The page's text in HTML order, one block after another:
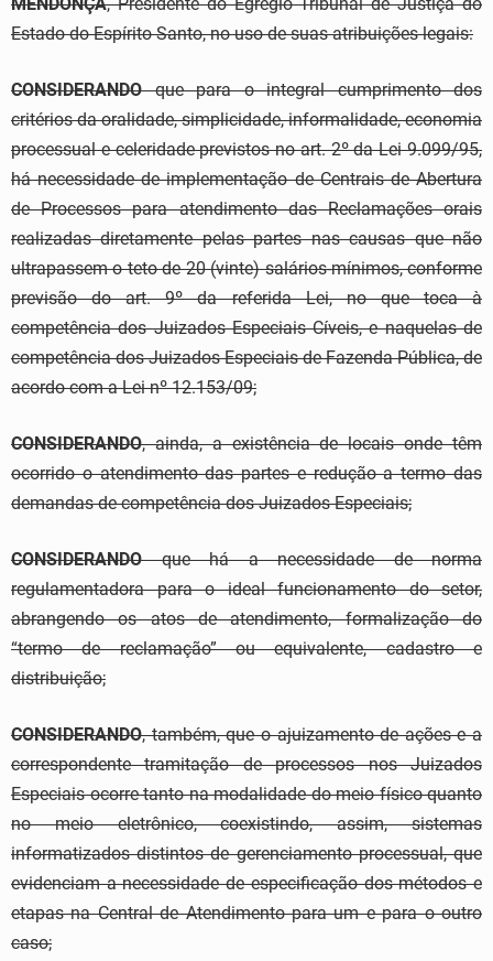
Estado do Espírito Santo, no uso de suas atribuições legais:
CONSIDERANDOque para o integral cumprimento dos
critérios da oralidade, simplicidade, informalidade, economia
processual e celeridade previstos no art. 2º da Lei 9.099/95,
há necessidade de implementação de Centrais de Abertura
de Processos para atendimento das Reclamações orais
realizadas diretamente pelas partes nas causas que não
ultrapassem o teto de 20 (vinte) salários-mínimos, conforme
previsão do art. 9º da referida Lei, no que toca à
competência dos Juizados Especiais Cíveis, e naquelas de
competência dos Juizados Especiais de Fazenda Pública, de
acordo com a Lei nº 12.153/09;
CONSIDERANDO, ainda, a existência de locais onde têm
ocorrido o atendimento das partes e redução a termo das
demandas de competência dos Juizados Especiais;
CONSIDERANDOque há a necessidade de norma
regulamentadora para o ideal funcionamento do setor,
abrangendo os atos de atendimento, formalização do
“termo de reclamação” ou equivalente, cadastro e
distribuição;
CONSIDERANDO, também, que o ajuizamento de ações e a
correspondente tramitação de processos nos Juizados
Especiais ocorre tanto na modalidade do meio físico quanto
no meio eletrônico, coexistindo, assim, sistemas
informatizados distintos de gerenciamento processual, que
evidenciam a necessidade de especificação dos métodos e
etapas na Central de Atendimento para um e para o outro
caso;